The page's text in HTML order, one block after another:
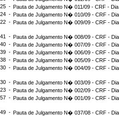
- Pauta de Julgamento N� 011/09 - CRF -
- Pauta de Julgamento N� 010/09 - CRF -
- Pauta de Julgamento N� 009/09 - CRF -
- Pauta de Julgamento N� 008/09 - CRF -
- Pauta de Julgamento N� 007/09 - CRF -
- Pauta de Julgamento N� 006/09 - CRF -
- Pauta de Julgamento N� 005/09 - CRF -
- Pauta de Julgamento N� 004/09 - CRF -
- Pauta de Julgamento N� 003/09 - CRF -
- Pauta de Julgamento N� 002/09 - CRF -
- Pauta de Julgamento N� 001/09 - CRF -
- Pauta de Julgamento N� 037/08 - CRF -